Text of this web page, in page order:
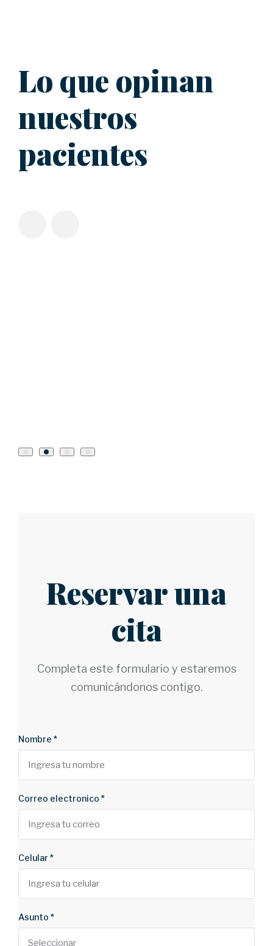
Lo que opinan
nuestros
pacientes
Reservar una
cita
Completa este formulario y estaremos
comunicándonos contigo.
Nombre *
Correo electronico *
Celular *
Asunto *